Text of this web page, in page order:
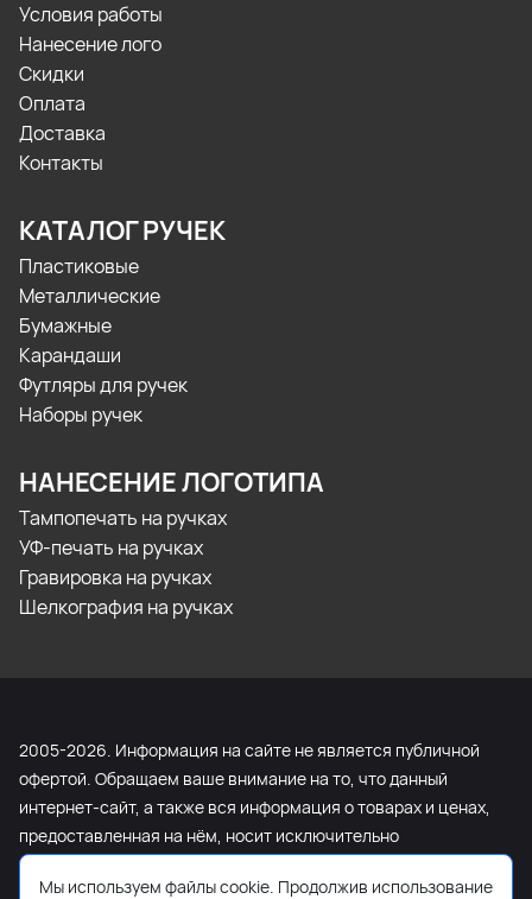
Условия работы
Нанесение лого
Скидки
Оплата
Доставка
Контакты
КАТАЛОГ РУЧЕК
Пластиковые
Металлические
Бумажные
Карандаши
Футляры для ручек
Наборы ручек
НАНЕСЕНИЕ ЛОГОТИПА
Тампопечать на ручках
УФ-печать на ручках
Гравировка на ручках
Шелкография на ручках
2005-2026. Информация на сайте не является публичной
офертой. Обращаем ваше внимание на то, что данный
интернет-сайт, а также вся информация о товарах и ценах,
предоставленная на нём, носит исключительно
информационный характер и ни при каких условиях не
является публичной офертой, определяемой положениями
Мы используем файлы cookie. Продолжив использование